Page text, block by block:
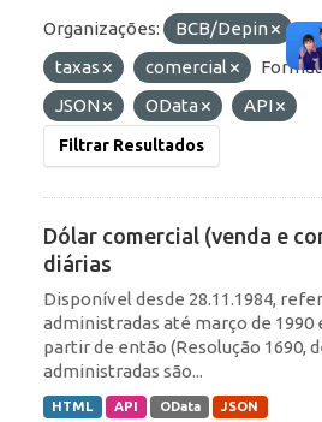
Organizações: BCB/Depin
taxas
comercial
JSON
OData API
Filtrar Resultados
Dólar comercial (venda e
diárias
Disponível desde 28.11.1984,
administradas até março de 1990
partir de então (Resolução 1690,
administradas são...
HTML API OData JSON